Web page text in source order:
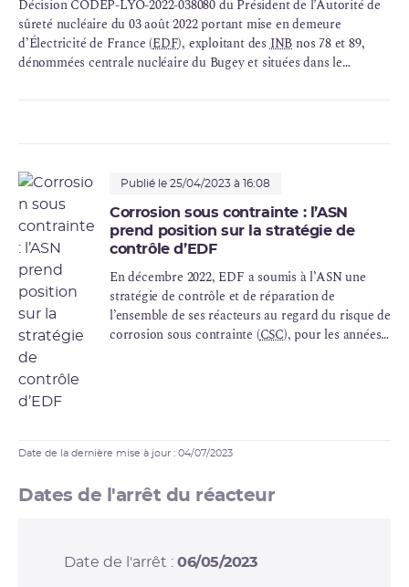
Décision CODEP-LYO-2022-038080 du Président de l’Autorité de
sûreté nucléaire du 03 août 2022 portant mise en demeure
d’Électricité de France (EDF), exploitant desINBnos 78 et 89,
dénommées centrale nucléaire du Bugey et situées dans le
Publié le 25/04/2023 à 16:08
Corrosion sous contrainte : l’ASN
prend position sur la stratégie de
contrôle d’EDF
En décembre 2022, EDF a soumis à l’ASN une
stratégie de contrôle et de réparation de
l’ensemble de ses réacteurs au regard du risque de
corrosion sous contrainte (CSC), pour les années
Date de la dernière mise à jour : 04/07/2023
Dates de l'arrêt du réacteur
Date de l'arrêt : 06/05/2023